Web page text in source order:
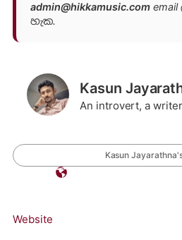
admin@hikkamusic.com
හැක.
Kasun
An introvert, a
Kasun
Website